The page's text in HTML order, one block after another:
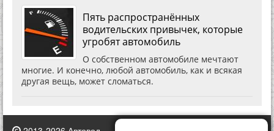
Пять распространённых
водительских привычек, которые
угробят автомобиль
О собственном автомобиле мечтают
многие. И конечно, любой автомобиль, как и всякая
другая вещь, может сломаться.